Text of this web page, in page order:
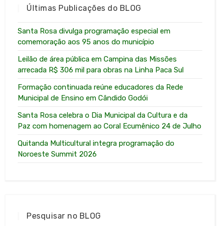
Últimas Publicações do BLOG
Santa Rosa divulga programação especial em
comemoração aos 95 anos do município
Leilão de área pública em Campina das Missões
arrecada R$ 306 mil para obras na Linha Paca Sul
Formação continuada reúne educadores da Rede
Municipal de Ensino em Cândido Godói
Santa Rosa celebra o Dia Municipal da Cultura e da
Paz com homenagem ao Coral Ecumênico 24 de Julho
Quitanda Multicultural integra programação do
Noroeste Summit 2026
Pesquisar no BLOG